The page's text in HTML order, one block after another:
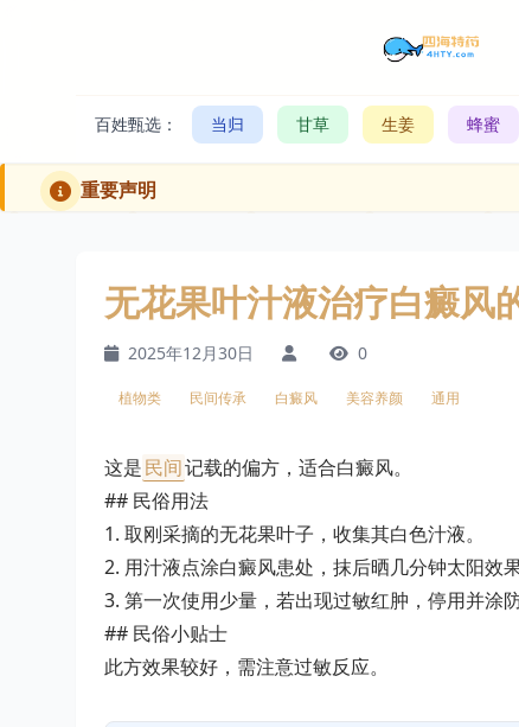
百姓甄选： 当归 甘草 生姜 蜂蜜
重要声明
无花果叶汁液治疗白癜风
2025年12月30日 0
植物类 民间传承 白癜风 美容养颜 通用
这是民间记载的偏方，适合白癜风。
## 民俗用法
1. 取刚采摘的无花果叶子，收集其白色汁液。
2. 用汁液点涂白癜风患处，抹后晒几分钟太阳效果
3. 第一次使用少量，若出现过敏红肿，停用并涂
## 民俗小贴士
此方效果较好，需注意过敏反应。